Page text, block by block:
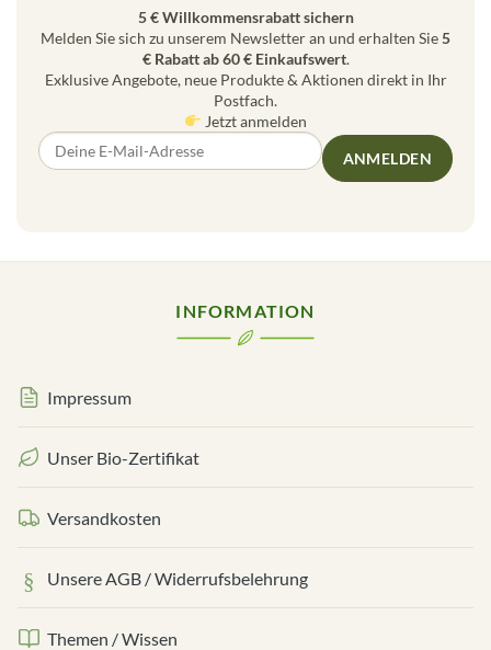
5 € Willkommensrabatt sichern
Melden Sie sich zu unserem Newsletter an und erhalten Sie5
€ Rabatt ab 60 € Einkaufswert.
Exklusive Angebote, neue Produkte & Aktionen direkt in Ihr
Postfach.
Jetzt anmelden
ANMELDEN
INFORMATION
Impressum
Unser Bio-Zertifikat
Versandkosten
Unsere AGB / Widerrufsbelehrung
Themen / Wissen